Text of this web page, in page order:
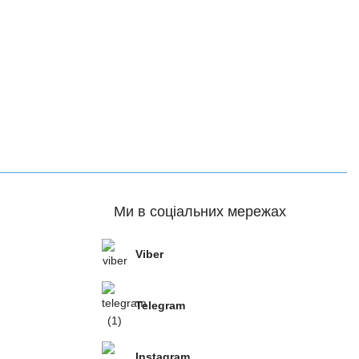
Ми в соціальних мережах
Viber
Telegram